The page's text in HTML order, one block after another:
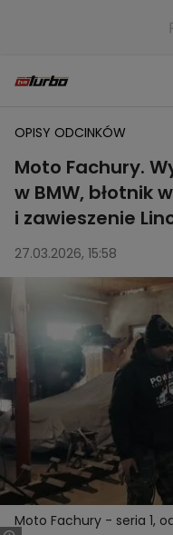
OPISY ODCINKÓW
Moto Fachury.
w BMW, błotnik
i zawieszenie
27.03.2026, 15:58
Moto Fachury - seria 1,